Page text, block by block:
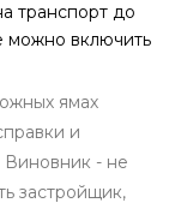
транспорт до
можно включить
ямах
и
Виновник - не
застройщик,